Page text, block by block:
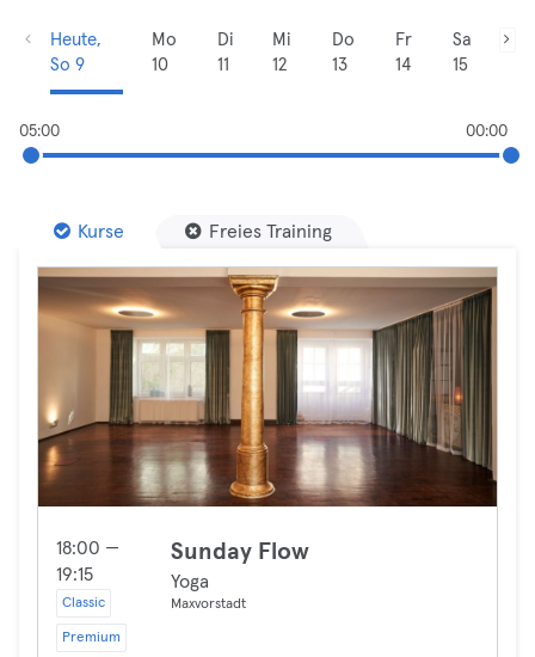
Heute,
So 9
Mo
10
Di
11
Mi
12
Do
13
Fr
14
Sa
15
05:00 00:00
Kurse Freies Training
18:00 —
19:15
Classic
Premium
Sunday Flow
Yoga
Maxvorstadt